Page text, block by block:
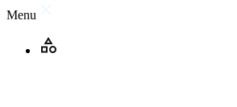
Menu